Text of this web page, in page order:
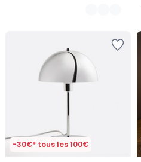
-30€* tous les 100€